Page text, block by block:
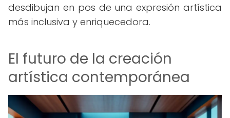
desdibujan en pos de una expresión artística
más inclusiva y enriquecedora.
El futuro de la creación
artística contemporánea